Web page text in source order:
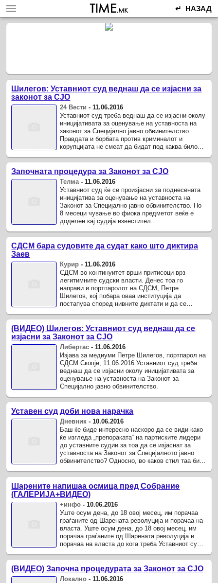
↵ НАЗАД
Шилегов: Уставниот суд веднаш да се изјасни за
законот за СЈО
24 Вести - 11.06.2016
Уставниот суд треба веднаш да се изјасни околу
иницијативата за оценување на уставноста на
законот за Специјално јавно обвинителство.
Правдата и борбата против криминалот и
корупцијата не смеат да бидат под каква било
Започната процедура за Законот за СЈО
Телма - 11.06.2016
Уставниот суд ќе се произјасни за поднесената
иницијатива за оценување на уставноста на
Законот за Специјално јавно обвинителство. По
8 месеци чување во фиока предметот веќе е
доделен кај судија известител.
СДСМ бара судовите да судат како што диктира
Заев
Курир -11.06.2016
СДСМ во континуитет врши притисоци врз
легитимните судски власти. Денес тоа го
направи и портпаролот на СДСМ, Петре
Шилегов, кој побара оваа институција да
постапува според нивните диктати и да се
Специјално ...
(ВИДЕО) Шилегов: Уставниот суд веднаш да се
изјасни за Законот за СЈО
Либертас -11.06.2016
Изјава за медиуми Петре Шилегов, портпарол на
СДСМ Скопје, 11.06.2016 Уставниот суд треба
веднаш да се изјасни околу иницијативата за
оценување на уставноста на Законот за
Специјално јавно обвинителство.
Уставен суд доби нова нарачка
Дневник -10.06.2016
Баш ќе биде интересно наскоро да се види како
ќе изгледа „препораката“ на партиските лидери
до уставните судии за тоа да се изјаснат за
уставноста на Законот за Специјалното јавно
обвинителство? Односно, во каков стил таа би
Шарените напишаа осмица пред Собрание
(ГАЛЕРИЈА+ВИДЕО)
+инфо - 10.06.2016
Уште осум дена, до 18 овој месец, им порачаа
граѓаните од Шарената револуција и порачаа на
власта. Уште осум дена, до 18 овој месец, им
порачаа граѓаните од Шарената револуција и
порачаа на власта до кога треба Уставниот суд
(ВИДЕО) Започна процедурата за Законот за СЈО
Локално - 11.06.2016